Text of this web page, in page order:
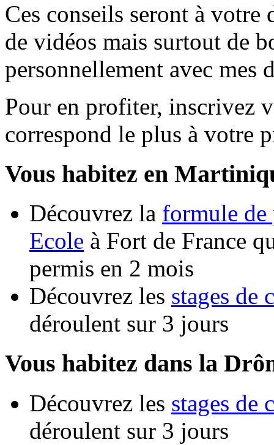
Ces conseils seront à
de vidéos mais surtout de
personnellement avec mes
Pour en profiter, inscrivez
correspond le plus à votre
Vous habitez en
Découvrez la formule de
Ecole à Fort de France
permis en 2 mois
Découvrez les stages de
déroulent sur 3 jours
Vous habitez dans la
Découvrez les stages de
déroulent sur 3 jours